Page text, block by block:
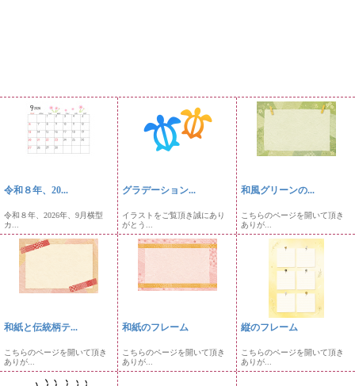
令和８年、20...
令和８年、2026年、9月横型
カ...
グラデーション...
イラストをご覧頂き誠にあり
がとう...
和風グリーンの...
こちらのページを開いて頂き
ありが...
和紙と伝統柄テ...
こちらのページを開いて頂き
ありが...
和紙のフレーム
こちらのページを開いて頂き
ありが...
縦のフレーム
こちらのページを開いて頂き
ありが...